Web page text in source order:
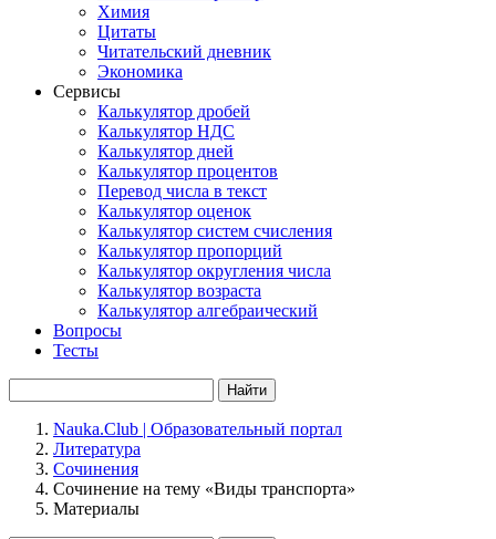
Химия
Цитаты
Читательский дневник
Экономика
Сервисы
Калькулятор дробей
Калькулятор НДС
Калькулятор дней
Калькулятор процентов
Перевод числа в текст
Калькулятор оценок
Калькулятор систем счисления
Калькулятор пропорций
Калькулятор округления числа
Калькулятор возраста
Калькулятор алгебраический
Вопросы
Тесты
Найти
Nauka.Club | Образовательный портал
Литература
Сочинения
Сочинение на тему «Виды транспорта»
Материалы